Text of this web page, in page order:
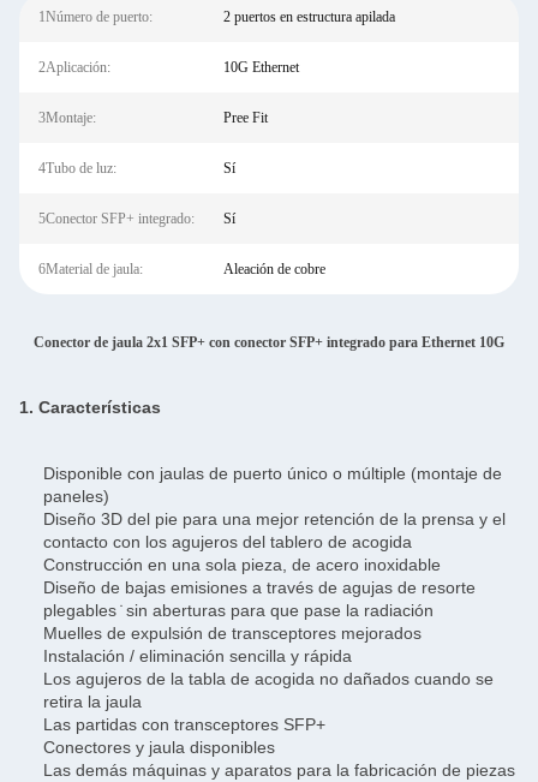
1Número de puerto: 2 puertos en estructura apilada
2Aplicación: 10G Ethernet
3Montaje: Pree Fit
4Tubo de luz: Sí
5Conector SFP+ integrado: Sí
6Material de jaula: Aleación de cobre
Conector de jaula 2x1 SFP+ con conector SFP+ integrado para Ethernet 10G
1. Características
Disponible con jaulas de puerto único o múltiple (montaje de
paneles)
Diseño 3D del pie para una mejor retención de la prensa y el
contacto con los agujeros del tablero de acogida
Construcción en una sola pieza, de acero inoxidable
Diseño de bajas emisiones a través de agujas de resorte
plegables ̇ sin aberturas para que pase la radiación
Muelles de expulsión de transceptores mejorados
Instalación / eliminación sencilla y rápida
Los agujeros de la tabla de acogida no dañados cuando se
retira la jaula
Las partidas con transceptores SFP+
Conectores y jaula disponibles
Las demás máquinas y aparatos para la fabricación de piezas